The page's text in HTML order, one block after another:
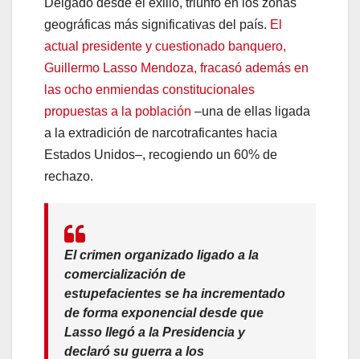
geográficas más significativas del país. El
actual presidente y cuestionado banquero,
Guillermo Lasso Mendoza, fracasó además en
las ocho enmiendas constitucionales
propuestas a la población –una de ellas ligada
a la extradición de narcotraficantes hacia
Estados Unidos–, recogiendo un 60% de
rechazo.
El crimen organizado ligado a la
comercialización de
estupefacientes se ha incrementado
de forma exponencial desde que
Lasso llegó a la Presidencia y
declaró su guerra a los